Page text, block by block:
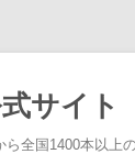
サイト
全国1400本以上